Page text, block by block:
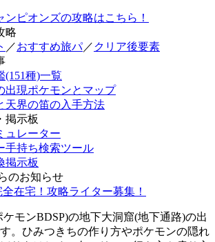
ンピオンズの攻略はこちら！
略
／おすすめ旅パ／ クリア後要素
(151種)一覧
出現ポケモンとマップ
天界の笛の入手方法
掲示板
ュレーター
手持ち検索ツール
掲示板
のお知らせ
在宅！攻略ライター募集！
モンBDSP)の地下大洞窟(地下通路)の出
。ひみつきちの作り方やポケモンの隠れ